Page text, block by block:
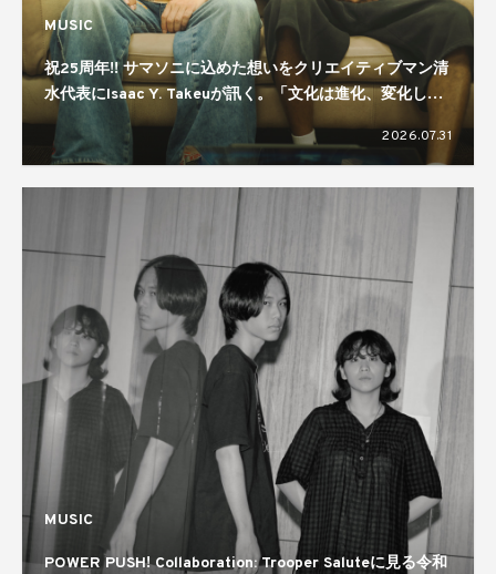
MUSIC
祝25周年!! サマソニに込めた想いをクリエイティブマン清
水代表にIsaac Y. Takeuが訊く。「文化は進化、変化して
いくもの」「規模感が大事」
2026.07.31
MUSIC
POWER PUSH! Collaboration: Trooper Saluteに見る令和